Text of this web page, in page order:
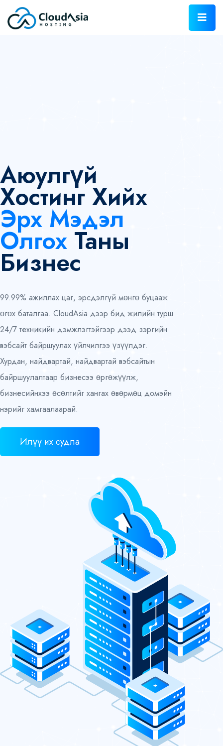
Аюулгүй
Хостинг Хийх
Эрх Мэдэл
Олгох Таны
Бизнес
99.99% ажиллах цаг, эрсдэлгүй мөнгө буцааж
өгөх баталгаа. CloudAsia дээр бид жилийн турш
24/7 техникийн дэмжлэгтэйгээр дээд зэргийн
вэбсайт байршуулах үйлчилгээ үзүүлдэг.
Хурдан, найдвартай, найдвартай вэбсайтын
байршуулалтаар бизнесээ өргөжүүлж,
бизнесийнхээ өсөлтийг хангах өвөрмөц домэйн
нэрийг хамгаалаарай.
Илүү их судла